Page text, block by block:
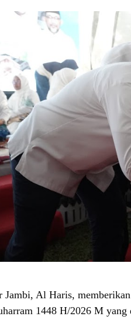
Jambi, Al Haris,
1448 H/2026 M